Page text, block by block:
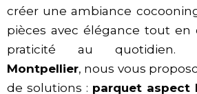
créer une ambiance
pièces avec élégance tout
praticité au quotidien.
Montpellier, nous vous
de solutions : parquet aspect